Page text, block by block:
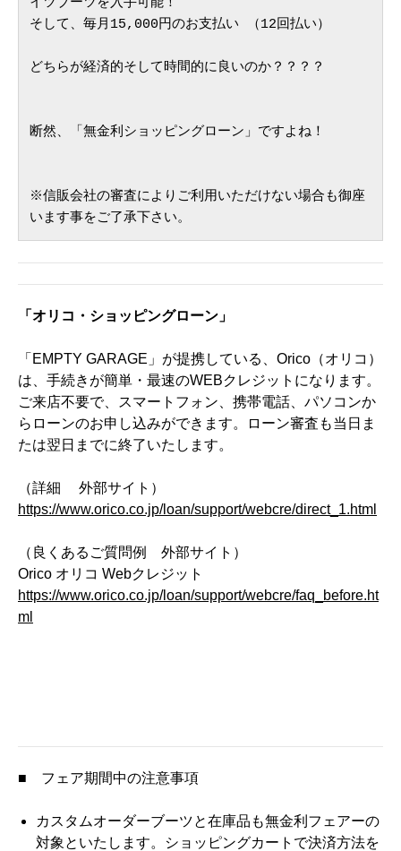
イツブーツを入手可能！
そして、毎月15,000円のお支払い （12回払い）
どちらが経済的そして時間的に良いのか？？？？
断然、「無金利ショッピングローン」ですよね！
※信販会社の審査によりご利用いただけない場合も御座
います事をご了承下さい。
「オリコ・ショッピングローン」
「EMPTY GARAGE」が提携している、Orico（オリコ）
は、手続きが簡単・最速のWEBクレジットになります。
ご来店不要で、スマートフォン、携帯電話、パソコンか
らローンのお申し込みができます。ローン審査も当日ま
たは翌日までに終了いたします。
（詳細 外部サイト）
https://www.orico.co.jp/loan/support/webcre/direct_1.html
（良くあるご質問例 外部サイト）
Orico オリコ Webクレジット
https://www.orico.co.jp/loan/support/webcre/faq_before.ht
ml
■ フェア期間中の注意事項
カスタムオーダーブーツと在庫品も無金利フェアーの
対象といたします。ショッピングカートで決済方法を